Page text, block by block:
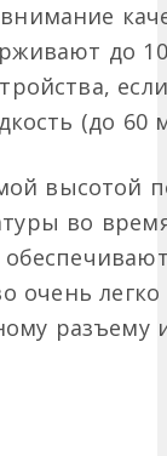
до
(до 60
высотой
во
очень
разъему